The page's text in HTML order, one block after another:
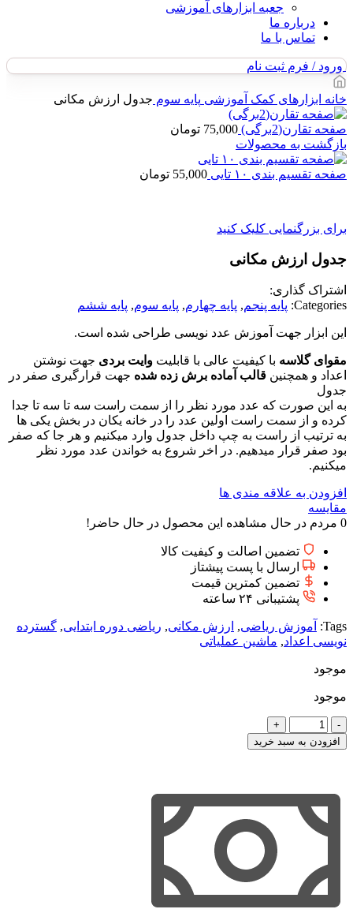
جعبه ابزارهای آموزشی
درباره ما
تماس با ما
ورود / فرم ثبت نام
خانه ابزارهای کمک آموزشی پایه سوم جدول ارزش مکانی
صفحه تقارن(2برگی) 75,000 تومان
بازگشت به محصولات
صفحه تقسیم بندی ۱۰ تایی 55,000 تومان
برای بزرگنمایی کلیک کنید
جدول ارزش مکانی
اشتراک گذاری:
Categories: پايه پنجم, پایه چهارم, پایه سوم, پایه ششم
این ابزار جهت آموزش عدد نویسی طراحی شده است.
مقوای گلاسه با کیفیت عالی با قابلیت وایت بردی جهت نوشتن
اعداد و همچنین قالب آماده برش زده شده جهت قرارگیری صفر در
جدول
به این صورت که عدد مورد نظر را از سمت راست سه تا سه تا جدا
کرده و از سمت راست اولین عدد را در خانه یکان در بخش یکی ها
به ترتیب از راست به چپ داخل جدول وارد میکنیم و هر جا که صفر
بود صفر قرار میدهیم. در اخر شروع به خواندن عدد مورد نظر
میکنیم.
افزودن به علاقه مندی ها
مقایسه
0 مردم در حال مشاهده این محصول در حال حاضر!
تضمین اصالت و کیفیت کالا
ارسال با پست پیشتاز
تضمین کمترین قیمت
پشتیبانی ۲۴ ساعته
Tags: آموزش ریاضی, ارزش مکانى, ریاضی دوره‌ ابتدایی, گسترده
نویسى اعداد, ماشین عملیاتی
موجود
موجود
جدول
ارزش
مکانی
افزودن به سبد خرید